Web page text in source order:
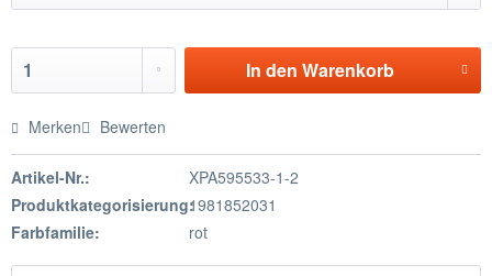
In den Warenkorb
Merken Bewerten
Artikel-Nr.:
XPA595533-1-2
Produktkategorisierung:1981852031
Farbfamilie:
rot